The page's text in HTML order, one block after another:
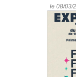
le 08/03/